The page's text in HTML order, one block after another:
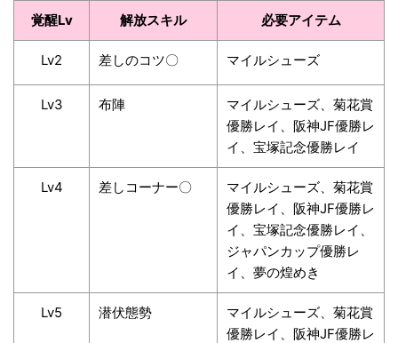
覚醒Lv 解放スキル 必要アイテム
Lv2 差しのコツ〇 マイルシューズ
Lv3 布陣
マイルシューズ、菊花賞
優勝レイ、阪神JF優勝レ
イ、宝塚記念優勝レイ
Lv4 差しコーナー〇
マイルシューズ、菊花賞
優勝レイ、阪神JF優勝レ
イ、宝塚記念優勝レイ、
ジャパンカップ優勝レ
イ、夢の煌めき
Lv5 潜伏態勢
マイルシューズ、菊花賞
優勝レイ、阪神JF優勝レ